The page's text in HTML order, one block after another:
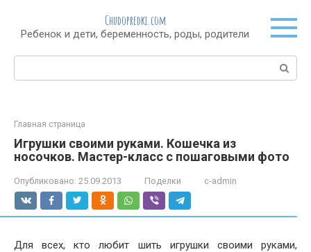
контенту
Chudopredki.com
Ребенок и дети, беременность, роды, родители
Поиск:
Главная страница
Игрушки своими руками. Кошечка из
носочков. Мастер-класс с пошаговыми фото
Опубликовано: 25.09.2013 Поделки c-admin
Для всех, кто любит шить игрушки своими руками,